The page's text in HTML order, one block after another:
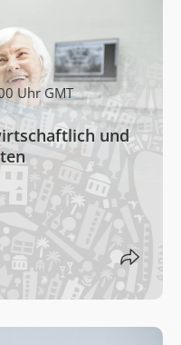
Uhr GMT
und